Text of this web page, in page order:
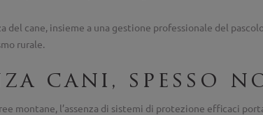
del cane, insieme a una gestione professionale del
rurale.
cani, spesso
montane, l’assenza di sistemi di protezione efficaci